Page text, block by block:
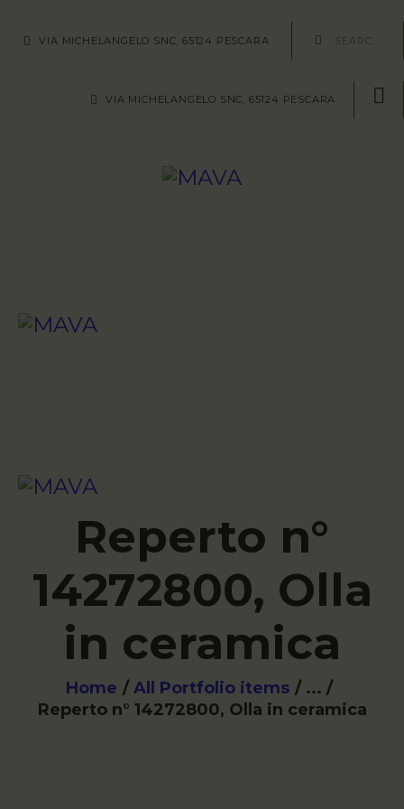
VIA MICHELANGELO SNC, 65124 PESCARA
VIA MICHELANGELO SNC, 65124 PESCARA
Reperto n°
14272800, Olla
in ceramica
Home All Portfolio items
...
Reperto n° 14272800, Olla in ceramica
METODOLOGIE